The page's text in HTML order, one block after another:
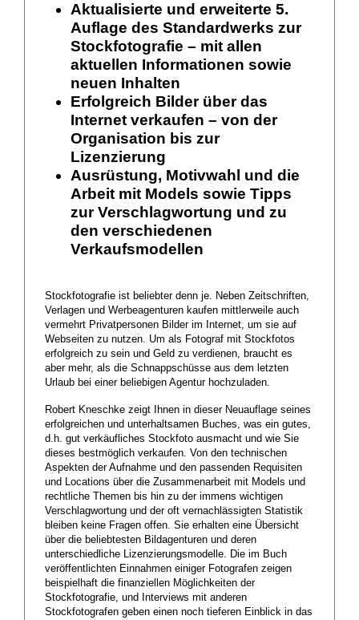
Aktualisierte und erweiterte 5.
Auflage des Standardwerks zur
Stockfotografie – mit allen
aktuellen Informationen sowie
neuen Inhalten
Erfolgreich Bilder über das
Internet verkaufen – von der
Organisation bis zur
Lizenzierung
Ausrüstung, Motivwahl und die
Arbeit mit Models sowie Tipps
zur Verschlagwortung und zu
den verschiedenen
Verkaufsmodellen
Stockfotografie ist beliebter denn je. Neben Zeitschriften,
Verlagen und Werbeagenturen kaufen mittlerweile auch
vermehrt Privatpersonen Bilder im Internet, um sie auf
Webseiten zu nutzen. Um als Fotograf mit Stockfotos
erfolgreich zu sein und Geld zu verdienen, braucht es
aber mehr, als die Schnappschüsse aus dem letzten
Urlaub bei einer beliebigen Agentur hochzuladen.
Robert Kneschke zeigt Ihnen in dieser Neuauflage seines
erfolgreichen und unterhaltsamen Buches, was ein gutes,
d.h. gut verkäufliches Stockfoto ausmacht und wie Sie
dieses bestmöglich verkaufen. Von den technischen
Aspekten der Aufnahme und den passenden Requisiten
und Locations über die Zusammenarbeit mit Models und
rechtliche Themen bis hin zu der immens wichtigen
Verschlagwortung und der oft vernachlässigten Statistik
bleiben keine Fragen offen. Sie erhalten eine Übersicht
über die beliebtesten Bildagenturen und deren
unterschiedliche Lizenzierungsmodelle. Die im Buch
veröffentlichten Einnahmen einiger Fotografen zeigen
beispielhaft die finanziellen Möglichkeiten der
Stockfotografie, und Interviews mit anderen
Stockfotografen geben einen noch tieferen Einblick in das